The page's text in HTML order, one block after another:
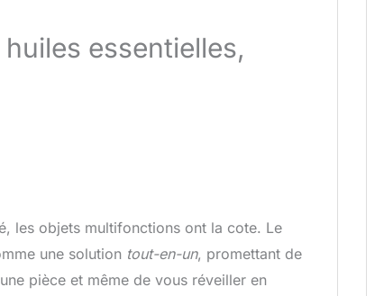
essentielles,
les objets multifonctions ont la cote. Le
une solution tout-en-un, promettant de
pièce et même de vous réveiller en